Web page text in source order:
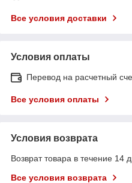
Все условия доставки
Условия оплаты
Перевод на расчетный
Все условия оплаты
Условия возврата
Возврат товара в течение 14
Все условия возврата